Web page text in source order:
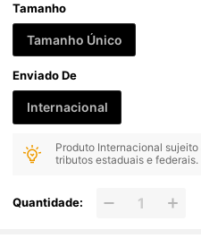
Tamanho
Tamanho Único
Enviado De
Internacional
Produto Internacional
tributos estaduais e federais.
Quantidade: